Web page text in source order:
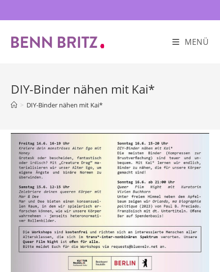
Inhalt
MENÜ
DIY-Binder nähen mit Kai*
> DIY-Binder nähen mit Kai*